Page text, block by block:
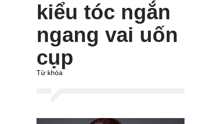
kiểu tóc ngắn
ngang vai uốn
cụp
Từ khóa